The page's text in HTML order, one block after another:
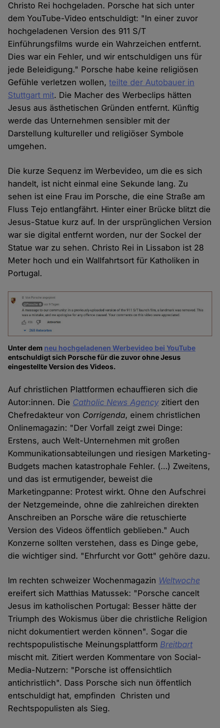
Christo Rei hochgeladen. Porsche hat sich unter
dem YouTube-Video entschuldigt: "In einer zuvor
hochgeladenen Version des 911 S/T
Einführungsfilms wurde ein Wahrzeichen entfernt.
Dies war ein Fehler, und wir entschuldigen uns für
jede Beleidigung." Porsche habe keine religiösen
Gefühle verletzen wollen,teilte der Autobauer in
Stuttgart mit. Die Macher des Werbeclips hätten
Jesus aus ästhetischen Gründen entfernt. Künftig
werde das Unternehmen sensibler mit der
Darstellung kultureller und religiöser Symbole
umgehen.
Die kurze Sequenz im Werbevideo, um die es sich
handelt, ist nicht einmal eine Sekunde lang. Zu
sehen ist eine Frau im Porsche, die eine Straße am
Fluss Tejo entlangfährt. Hinter einer Brücke blitzt die
Jesus-Statue kurz auf. In der ursprünglichen Version
war sie digital entfernt worden, nur der Sockel der
Statue war zu sehen. Christo Rei in Lissabon ist 28
Meter hoch und ein Wallfahrtsort für Katholiken in
Portugal.
Unter dem neu hochgeladenen Werbevideo bei YouTube
entschuldigt sich Porsche für die zuvor ohne Jesus
eingestellte Version des Videos.
Auf christlichen Plattformen echauffieren sich die
Autor:innen. Die Catholic News Agency zitiert den
Chefredakteur von Corrigenda, einem christlichen
Onlinemagazin: "Der Vorfall zeigt zwei Dinge:
Erstens, auch Welt-Unternehmen mit großen
Kommunikationsabteilungen und riesigen Marketing-
Budgets machen katastrophale Fehler. (…) Zweitens,
und das ist ermutigender, beweist die
Marketingpanne: Protest wirkt. Ohne den Aufschrei
der Netzgemeinde, ohne die zahlreichen direkten
Anschreiben an Porsche wäre die retuschierte
Version des Videos öffentlich geblieben." Auch
Konzerne sollten verstehen, dass es Dinge gebe,
die wichtiger sind. "Ehrfurcht vor Gott" gehöre dazu.
Im rechten schweizer Wochenmagazin Weltwoche
ereifert sich Matthias Matussek: "Porsche cancelt
Jesus im katholischen Portugal: Besser hätte der
Triumph des Wokismus über die christliche Religion
nicht dokumentiert werden können". Sogar die
rechtspopulistische Meinungsplattform Breitbart
mischt mit. Zitiert werden Kommentare von Social-
Media-Nutzern: "Porsche ist offensichtlich
antichristlich". Dass Porsche sich nun öffentlich
entschuldigt hat, empfinden Christen und
Rechtspopulisten als Sieg.